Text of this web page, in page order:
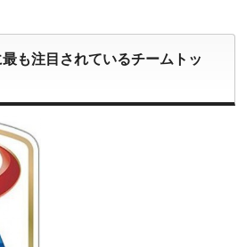
も注目されているチームトッ